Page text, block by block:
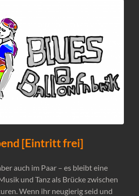
[Eintritt frei]
auch im Paar – es bleibt eine
und Tanz als Brücke zwischen
Wenn ihr neugierig seid und